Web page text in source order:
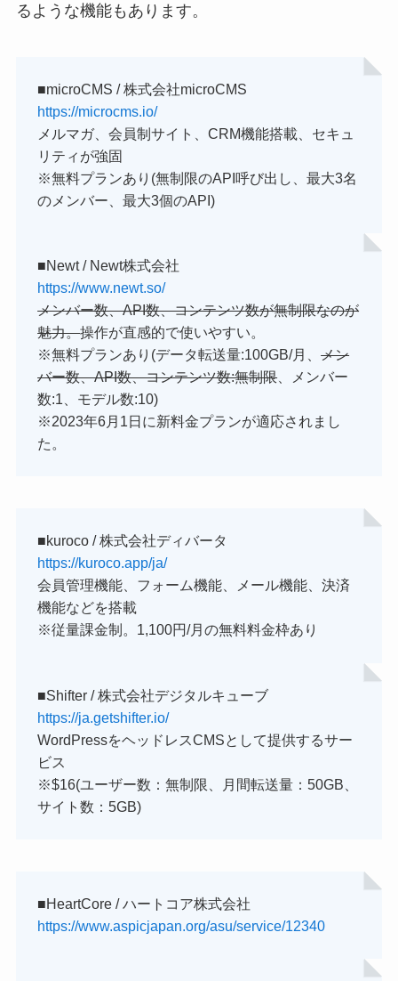
るような機能もあります。
■microCMS / 株式会社microCMS
https://microcms.io/
メルマガ、会員制サイト、CRM機能搭載、セキュ
リティが強固
※無料プランあり(無制限のAPI呼び出し、最大3名
のメンバー、最大3個のAPI)
■Newt / Newt株式会社
https://www.newt.so/
メンバー数、API数、コンテンツ数が無制限なのが
魅力。操作が直感的で使いやすい。
※無料プランあり(データ転送量:100GB/月、メン
バー数、API数、コンテンツ数:無制限 、メンバー
数:1、モデル数:10)
※2023年6月1日に新料金プランが適応されまし
た。
■kuroco / 株式会社ディバータ
https://kuroco.app/ja/
会員管理機能、フォーム機能、メール機能、決済
機能などを搭載
※従量課金制。1,100円/月の無料料金枠あり
■Shifter / 株式会社デジタルキューブ
https://ja.getshifter.io/
WordPressをヘッドレスCMSとして提供するサー
ビス
※$16(ユーザー数：無制限、月間転送量：50GB、
サイト数：5GB)
■HeartCore / ハートコア株式会社
https://www.aspicjapan.org/asu/service/12340